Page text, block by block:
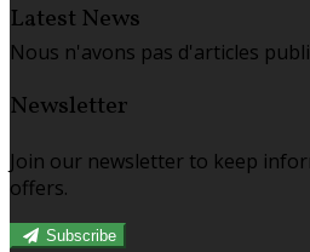
Latest News
Nous n'avons pas d'articles
Newsletter
Join our newsletter to keep
offers.
Subscribe